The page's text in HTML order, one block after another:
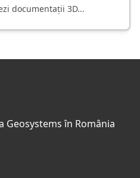
documentații 3D...
în România